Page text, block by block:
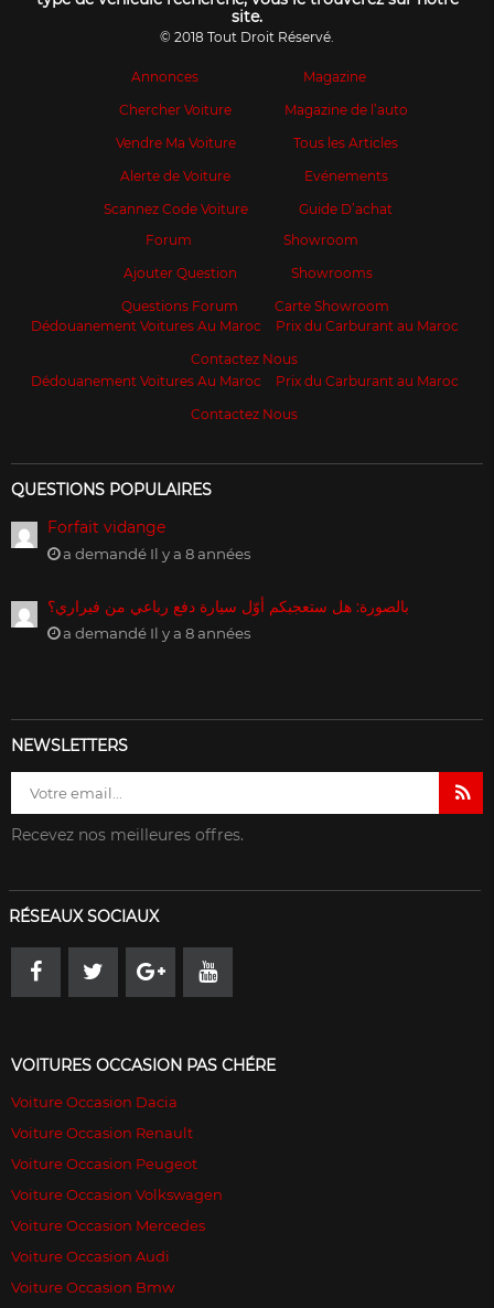
site.
© 2018 Tout Droit Réservé.
Annonces
Chercher Voiture
Vendre Ma Voiture
Alerte de Voiture
Scannez Code Voiture
Magazine
Magazine de l’auto
Tous les Articles
Evénements
Guide D’achat
Forum
Ajouter Question
Questions Forum
Showroom
Showrooms
Carte Showroom
Dédouanement Voitures Au Maroc
Prix du Carburant au Maroc
Contactez Nous
Dédouanement Voitures Au Maroc
Prix du Carburant au Maroc
Contactez Nous
QUESTIONS POPULAIRES
Forfait vidange
a demandé Il y a 8 années
بالصورة: هل ستعجبكم أوّل سيارة دفع رباعي من فيراري؟
a demandé Il y a 8 années
NEWSLETTERS
Recevez nos meilleures offres.
RÉSEAUX SOCIAUX
VOITURES OCCASION PAS CHÉRE
Voiture Occasion Dacia
Voiture Occasion Renault
Voiture Occasion Peugeot
Voiture Occasion Volkswagen
Voiture Occasion Mercedes
Voiture Occasion Audi
Voiture Occasion Bmw